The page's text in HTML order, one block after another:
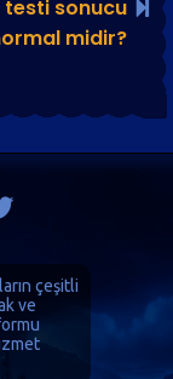
testi sonucu
midir?
çeşitli
ve